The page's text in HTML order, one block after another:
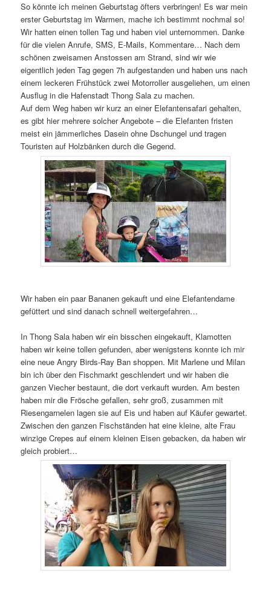
So könnte ich meinen Geburtstag öfters verbringen! Es war mein
erster Geburtstag im Warmen, mache ich bestimmt nochmal so!
Wir hatten einen tollen Tag und haben viel unternommen. Danke
für die vielen Anrufe, SMS, E-Mails, Kommentare… Nach dem
schönen zweisamen Anstossen am Strand, sind wir wie
eigentlich jeden Tag gegen 7h aufgestanden und haben uns nach
einem leckeren Frühstück zwei Motorroller ausgeliehen, um einen
Ausflug in die Hafenstadt Thong Sala zu machen.
Auf dem Weg haben wir kurz an einer Elefantensafari gehalten,
es gibt hier mehrere solcher Angebote – die Elefanten fristen
meist ein jämmerliches Dasein ohne Dschungel und tragen
Touristen auf Holzbänken durch die Gegend.
Wir haben ein paar Bananen gekauft und eine Elefantendame
gefüttert und sind danach schnell weitergefahren…
In Thong Sala haben wir ein bisschen eingekauft, Klamotten
haben wir keine tollen gefunden, aber wenigstens konnte ich mir
eine neue Angry Birds-Ray Ban shoppen. Mit Marlene und Milan
bin ich über den Fischmarkt geschlendert und wir haben die
ganzen Viecher bestaunt, die dort verkauft wurden. Am besten
haben mir die Frösche gefallen, sehr groß, zusammen mit
Riesengarnelen lagen sie auf Eis und haben auf Käufer gewartet.
Zwischen den ganzen Fischständen hat eine kleine, alte Frau
winzige Crepes auf einem kleinen Eisen gebacken, da haben wir
gleich probiert…